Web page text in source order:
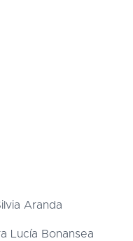
Aranda
Lucía Bonansea